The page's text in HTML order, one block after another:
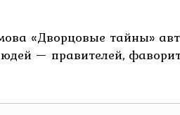
«Дворцовые тайны»
— правителей,